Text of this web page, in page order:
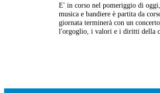
E' in corso nel pomeriggio di
musica e bandiere è partita da
giornata terminerà con un
l'orgoglio, i valori e i diritti della